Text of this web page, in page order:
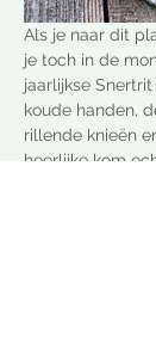
Als je naar dit
je toch in de
jaarlijkse
koude handen,
rillende knieën
heerlijke kom